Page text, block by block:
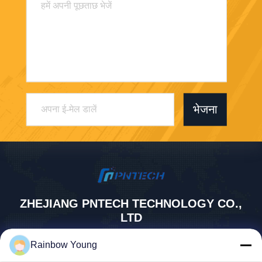
भेजना
ZHEJIANG PNTECH TECHNOLOGY CO.,
LTD
rainbowyoun@163.com
Rainbow Young